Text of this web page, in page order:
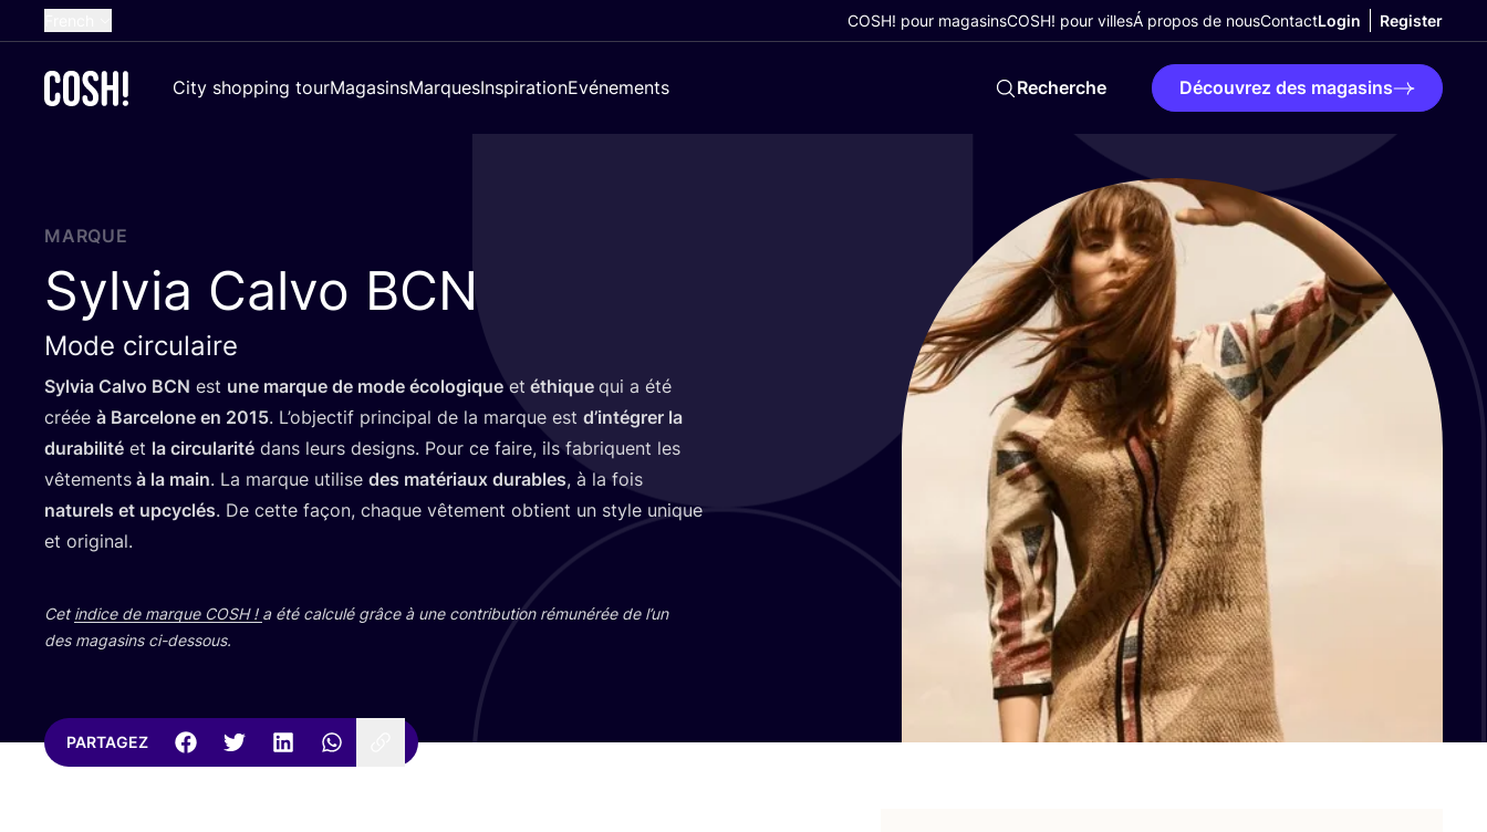
Dutch
Croatian
COSH! pour magasinsCOSH! pour villesÁ propos de nousContactLogin Register
City shopping tourMagasinsMarquesInspirationEvénements Recherche Découvrez des magasins
MARQUE
Sylvia Calvo BCN
Mode circulaire
Syl­via Cal­vo BCN est une marque de mode éco­lo­giqueet éthique qui a été
créée à Bar­ce­lone en 2015. L’ob­jec­tif prin­ci­pal de la marque est d’in­té­grer la
dura­bi­li­té et la cir­cu­la­ri­té dans leurs desi­gns. Pour ce faire, ils fabriquent les
vête­ments à la main. La marque uti­lise des maté­riaux durables, à la fois
natu­rels et upcy­clés. De cette façon, chaque vête­ment obtient un style unique
et original.
Cetindice de marque COSH! a été cal­cu­lé grâce à une contri­bu­tion rému­né­rée de l’un
des maga­sins ci-dessous.
PARTAGEZ